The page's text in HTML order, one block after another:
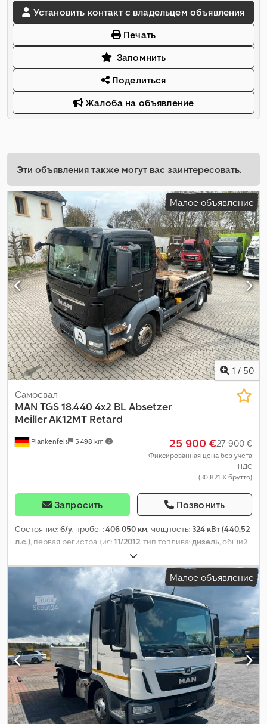
Установить контакт с владельцем объявления
Печать
Запомнить
Поделиться
Жалоба на объявление
Эти объявления также могут вас заинтересовать.
Малое объявление
1 / 50
Plankenfels 5 498 km
Самосвал
MAN TGS 18.440 4x2 BL Absetzer
Meiller AK12MT Retard
25 900 €27 900 €
Фиксированная цена без учета
НДС
(30 821 € брутто)
Запросить Позвонить
Состояние:б/у, пробег:406 050 км, мощность: 324 кВт (440,52
л.с.) , первая регистрация:11/2012 , тип топлива:дизель , общий
, конфигурация осей:
(TÜV):07/2026, тормоза:ретардер, цвет:чёрный, тип
автоматический , класс выбросов:Евро 5, общая
2 550 мм, общая высота:3 550 мм, Год выпуска:
Оборудование:
ABS, кондиционер, электронная программа
стабилизации (ESP)
Малое объявление